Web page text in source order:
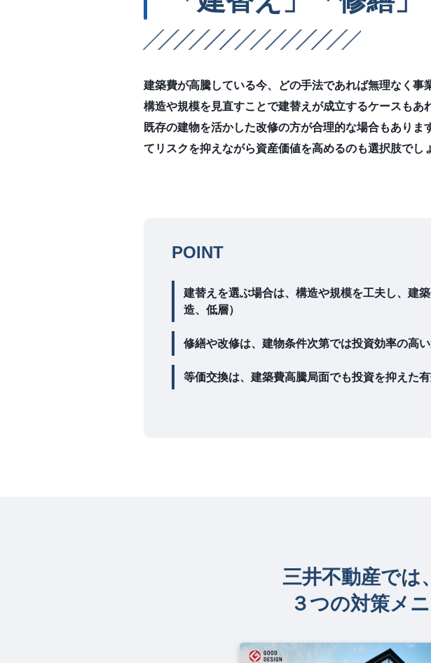
建築費が高騰している今、どの手法であれば無理なく事
構造や規模を見直すことで建替えが成立するケースもあ
既存の建物を活かした改修の方が合理的な場合もあり
てリスクを抑えながら資産価値を高めるのも選択肢でし
POINT
建替えを選ぶ場合は、構造や規模を工夫し、建
造、低層）
修繕や改修は、建物条件次第では投資効率の高い
等価交換は、建築費高騰局面でも投資を抑えた
三井不動産では
３つの対策メ